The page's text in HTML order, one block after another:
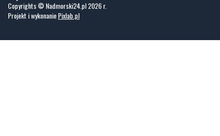
Copyrights © Nadmorski24.pl 2026 r.
Projekt i wykonaniePixlab.pl